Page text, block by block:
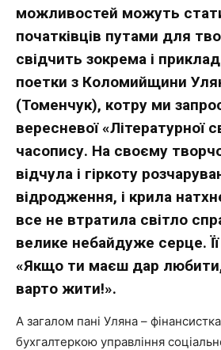
можливостей можуть
початківців путами для
свідчить зокрема і
поетки з Коломийщини
(Томенчук), котру ми
вересневої «Літературної
часопису. На своєму
відчула і гіркоту
відродження, і крила
все не втратила світло
велике небайдуже серце.
«Якщо ти маєш дар
варто жити!».
А загалом пані Уляна –
бухгалтеркою управління